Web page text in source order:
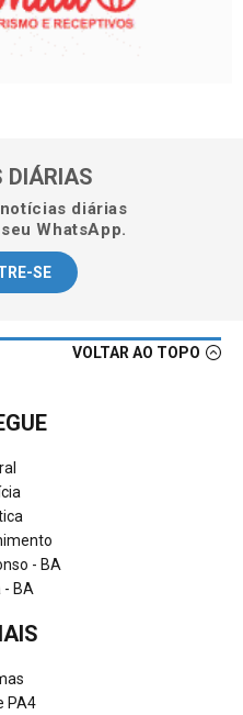
DIÁRIAS
diárias
WhatsApp.
SE
VOLTAR AO TOPO
- BA
- BA
PA4